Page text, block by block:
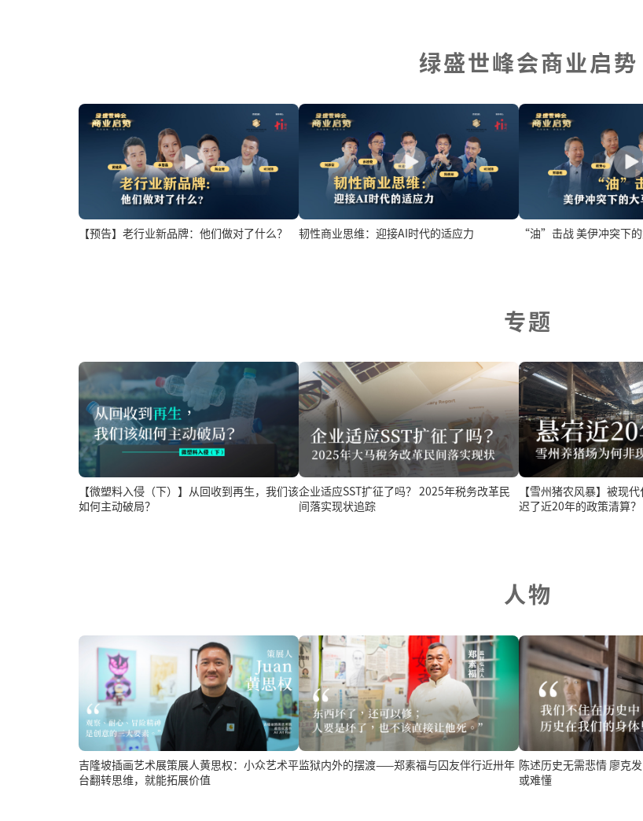
绿盛世峰会商业启势
【预告】老行业新品牌：他们做对了什么？ 韧性商业思维：迎接AI时代的适应力 “油”击战 美伊冲突下
专题
【微塑料入侵（下）】从回收到再生，我们该
如何主动破局？
企业适应SST扩征了吗？ 2025年税务改革民
间落实现状追踪
【雪州猪农风暴】被现
迟了近20年的政策清算？
人物
吉隆坡插画艺术展策展人黄思权：小众艺术平
台翻转思维，就能拓展价值
监狱内外的摆渡——郑素福与囚友伴行近卅年 陈述历史无需悲情 廖克发：艺术不需要高雅
或难懂